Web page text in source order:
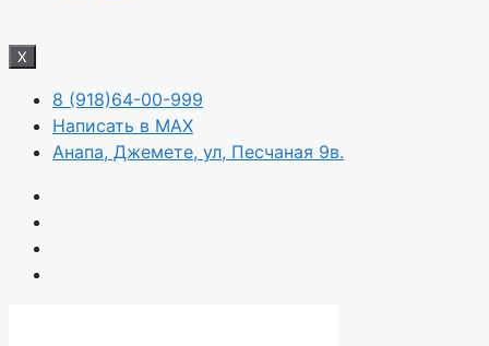
X
8 (918)64-00-999
Написать в MAX
Анапа, Джемете, ул, Песчаная 9в.